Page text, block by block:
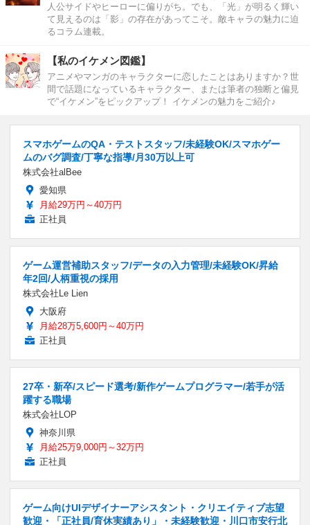
人公サイドやヒーローに偏りがち。でも、「光」が明るく輝い
て見えるのは「影」の存在があってこそ。敵キャラの魅力に迫
るコラム連載。
【私のイケメン図鑑】
アニメやマンガのキャラクターに恋したことはありますか？世
間で話題になっているキャラクター、または筆者の独断と偏見
で“イケメン”をピックアップ！ イケメンの魅力をご紹介♪
スマホゲームのQA・テストスタッフ/未経験OK/スマホゲー
ムのバグ調査/丁寧な指導/月30万以上可
株式会社alBee
愛知県
月給29万円～40万円
正社員
ゲーム運営補助スタッフ/データの入力管理/未経験OK/昇給
年2回/人柄重視の採用
株式会社Le Lien
大阪府
月給28万5,600円～40万円
正社員
27卒・新卒/スピード選考/新作ゲームプログラマー/若手が活
躍する職場
株式会社LOP
神奈川県
月給25万9,000円～32万円
正社員
ゲーム向けUIデザイナーアシスタント・クリエイティブ志望
歓迎・「正社員/育休実績あり」・未経験歓迎・川口市安行北